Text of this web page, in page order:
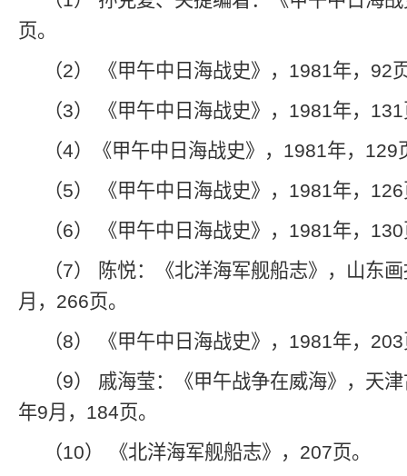
页。
（2） 《甲午中日海战史》，1981年，92
（3） 《甲午中日海战史》，1981年，
（4）《甲午中日海战史》，1981年，129
（5） 《甲午中日海战史》，1981年，
（6） 《甲午中日海战史》，1981年，
（7） 陈悦：《北洋海军舰船志》，山东
月，266页。
（8） 《甲午中日海战史》，1981年，
（9） 戚海莹：《甲午战争在威海》，天
年9月，184页。
（10） 《北洋海军舰船志》，207页。